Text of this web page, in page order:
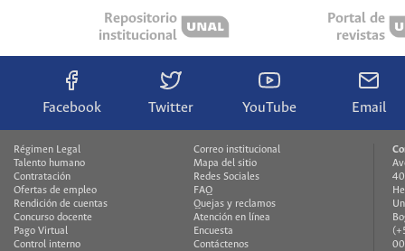
Repositorio
institucional
Portal de
revistas
Facebook Twitter YouTube Email
Régimen Legal
Talento humano
Contratación
Ofertas de empleo
Rendición de cuentas
Concurso docente
Pago Virtual
Control interno
Correo institucional
Mapa del sitio
Redes Sociales
FAQ
Quejas y reclamos
Atención en línea
Encuesta
Contáctenos